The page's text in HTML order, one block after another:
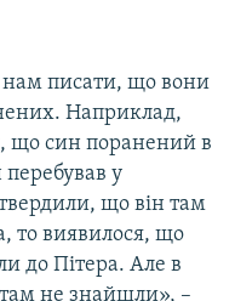
нам писати, що вони
Наприклад,
що син поранений в
у
що він там
то виявилося, що
до Пітера. Але в
там не знайшли», –